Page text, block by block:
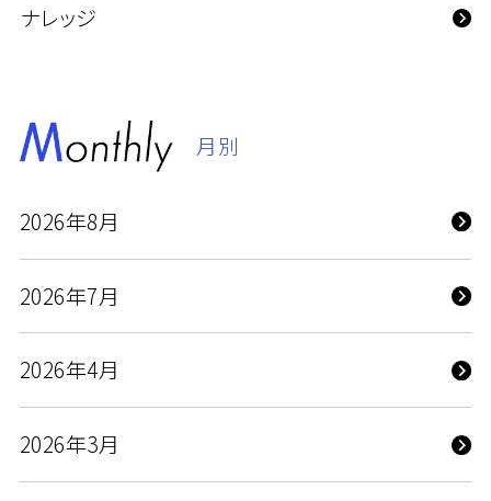
ナレッジ
月別
2026年8月
2026年7月
2026年4月
2026年3月